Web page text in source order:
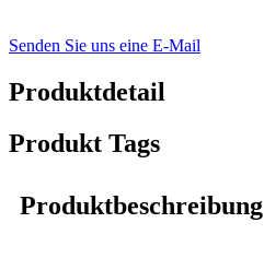
Senden Sie uns eine E-Mail
Produktdetail
Produkt Tags
Produktbeschreibung